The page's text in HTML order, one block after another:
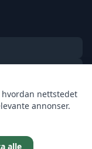
rights reserved.
nettstedet
annonser.
alle